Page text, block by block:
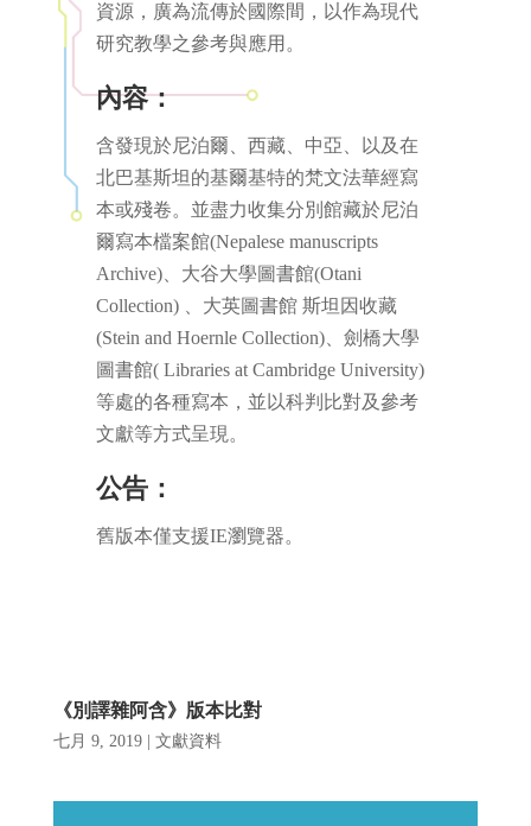
資源，廣為流傳於國際間，以作為現代
研究教學之參考與應用。
內容：
含發現於尼泊爾、西藏、中亞、以及在
北巴基斯坦的基爾基特的梵文法華經寫
本或殘卷。並盡力收集分別館藏於尼泊
爾寫本檔案館(Nepalese manuscripts
Archive)、大谷大學圖書館(Otani
Collection) 、大英圖書館 斯坦因收藏
(Stein and Hoernle Collection)、劍橋大學
圖書館( Libraries at Cambridge University)
等處的各種寫本，並以科判比對及參考
文獻等方式呈現。
公告：
舊版本僅支援IE瀏覽器。
《別譯雜阿含》版本比對
七月 9, 2019| 文獻資料